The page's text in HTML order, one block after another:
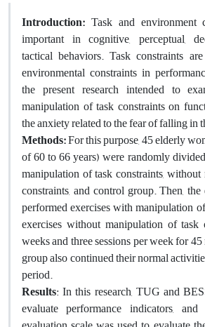
Introduction: Task and environment
important in cognitive, perceptual,
tactical behaviors. Task constraints
environmental constraints in
the present research intended to
manipulation of task constraints on
the anxiety related to the fear of falling in
Methods:For this purpose, 45 elderly
of 60 to 66 years) were randomly
manipulation of task constraints,
constraints, and control group. Then,
performed exercises with manipulation
exercises without manipulation of
weeks and three sessions per week for
group also continued their normal
period.
Results: In this research, TUG and
evaluate performance indicators,